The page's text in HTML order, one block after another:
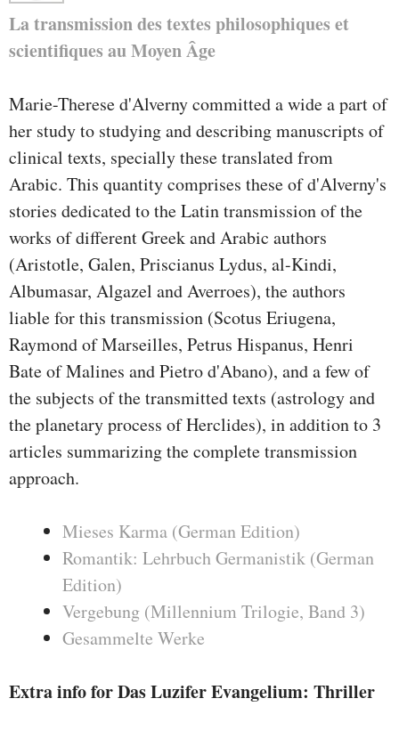
La transmission des textes philosophiques et
scientifiques au Moyen Âge
Marie-Therese d'Alverny committed a wide a part of
her study to studying and describing manuscripts of
clinical texts, specially these translated from
Arabic. This quantity comprises these of d'Alverny's
stories dedicated to the Latin transmission of the
works of different Greek and Arabic authors
(Aristotle, Galen, Priscianus Lydus, al-Kindi,
Albumasar, Algazel and Averroes), the authors
liable for this transmission (Scotus Eriugena,
Raymond of Marseilles, Petrus Hispanus, Henri
Bate of Malines and Pietro d'Abano), and a few of
the subjects of the transmitted texts (astrology and
the planetary process of Herclides), in addition to 3
articles summarizing the complete transmission
approach.
Mieses Karma (German Edition)
Romantik: Lehrbuch Germanistik (German
Edition)
Vergebung (Millennium Trilogie, Band 3)
Gesammelte Werke
Extra info for Das Luzifer Evangelium: Thriller